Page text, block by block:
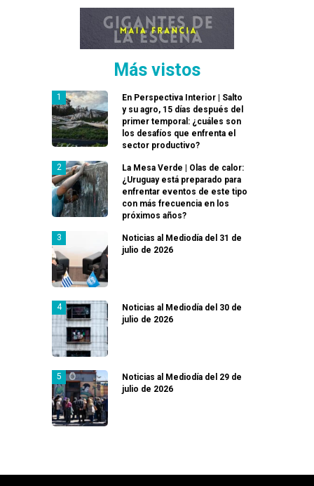
Más vistos
En Perspectiva Interior | Salto
y su agro, 15 días después del
primer temporal: ¿cuáles son
los desafíos que enfrenta el
sector productivo?
La Mesa Verde | Olas de calor:
¿Uruguay está preparado para
enfrentar eventos de este tipo
con más frecuencia en los
próximos años?
Noticias al Mediodía del 31 de
julio de 2026
Noticias al Mediodía del 30 de
julio de 2026
Noticias al Mediodía del 29 de
julio de 2026